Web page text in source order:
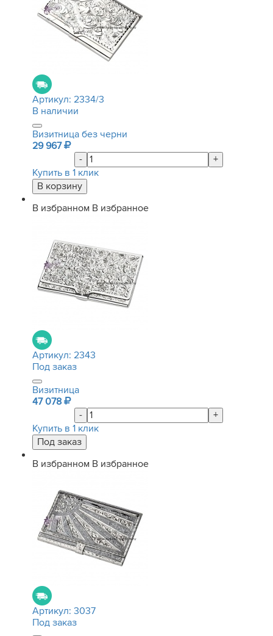
Артикул: 2334/3
В наличии
Визитница без черни
29 967
-
+
Купить в 1 клик
В избранном В избранное
Артикул: 2343
Под заказ
Визитница
47 078
-
+
Купить в 1 клик
В избранном В избранное
Артикул: 3037
Под заказ